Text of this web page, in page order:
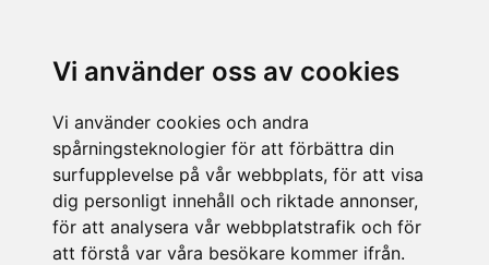
Vi använder oss av cookies
Vi använder cookies och andra
spårningsteknologier för att förbättra din
surfupplevelse på vår webbplats, för att visa
dig personligt innehåll och riktade annonser,
för att analysera vår webbplatstrafik och för
att förstå var våra besökare kommer ifrån.